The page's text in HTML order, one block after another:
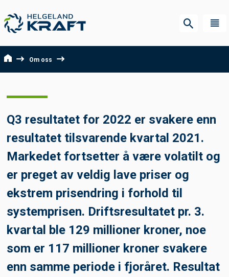
Om oss
Q3 resultatet for 2022 er svakere enn
resultatet tilsvarende kvartal 2021.
Markedet fortsetter å være volatilt og
er preget av veldig lave priser og
ekstrem prisendring i forhold til
systemprisen. Driftsresultatet pr. 3.
kvartal ble 129 millioner kroner, noe
som er 117 millioner kroner svakere
enn samme periode i fjoråret. Resultat